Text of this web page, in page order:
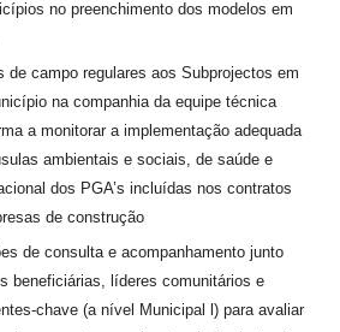
no preenchimento dos modelos em
de campo regulares aos Subprojectos em
na companhia da equipe técnica
a monitorar a implementação adequada
ambientais e sociais, de saúde e
dos PGA’s incluídas nos contratos
de construção
de consulta e acompanhamento junto
beneficiárias, líderes comunitários e
chave (a nível Municipal l) para avaliar